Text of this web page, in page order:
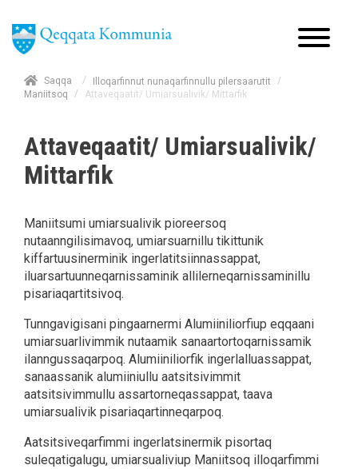
Saqqa / Illoqarfinnut nunaqarfinnullu pilersaarutit
/
Maniitsoq
/ Attaveqaatit/ Umiarsualivik/ Mittarfik
Attaveqaatit/ Umiarsualivik/
Mittarfik
Maniitsumi umiarsualivik pioreersoq
nutaanngilisimavoq, umiarsuarnillu tikittunik
kiffartuusinerminik ingerlatitsiinnassappat,
iluarsartuunneqarnissaminik allilerneqarnissaminillu
pisariaqartitsivoq.
Tunngavigisani pingaarnermi Alumiiniliorfiup eqqaani
umiarsuarlivimmik nutaamik sanaartortoqarnissamik
ilanngussaqarpoq. Alumiiniliorfik ingerlalluassappat,
sanaassanik alumiiniullu aatsitsivimmit
aatsitsivimmullu assartorneqassappat, taava
umiarsualivik pisariaqartinneqarpoq.
Aatsitsiveqarfimmi ingerlatsinermik pisortaq
suleqatigalugu, umiarsualiviup Maniitsoq illoqarfimmi